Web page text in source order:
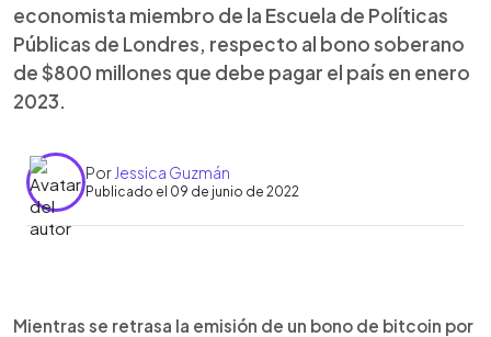
economista miembro de la Escuela de Políticas
Públicas de Londres, respecto al bono soberano
de $800 millones que debe pagar el país en enero
2023.
Por Jessica Guzmán
Publicado el 09 de junio de 2022
Escuchar artículo
Mientras se retrasa la emisión de un bono de bitcoin por